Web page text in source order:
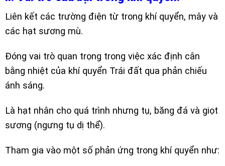
Liên kết các trường điện từ trong khí quyển, mây và
các hạt sương mù.
Đóng vai trò quan trọng trong việc xác định cân
bằng nhiệt của khí quyển Trái đất qua phản chiếu
ánh sáng.
Là hạt nhân cho quá trình nhưng tụ, băng đá và giọt
sương (ngưng tụ dị thể).
Tham gia vào một số phản ứng trong khí quyển như: